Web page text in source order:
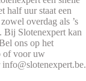
half uur staat een
overdag als ’s
Bij Slotenexpert kan
ons op het
of voor uw